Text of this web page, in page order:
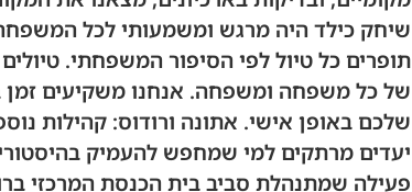
שיחק כילד היה מרגש ומשמעותי לכל
תופרים כל טיול לפי הסיפור המשפחתי.
של כל משפחה ומשפחה. אנחנו משקיעים זמן
שלכם באופן אישי. אתונה ורודוס: קהילות
יעדים מרתקים למי שמחפש להעמיק
פעילה שמתנהלת סביב בית הכנסת המרכזי